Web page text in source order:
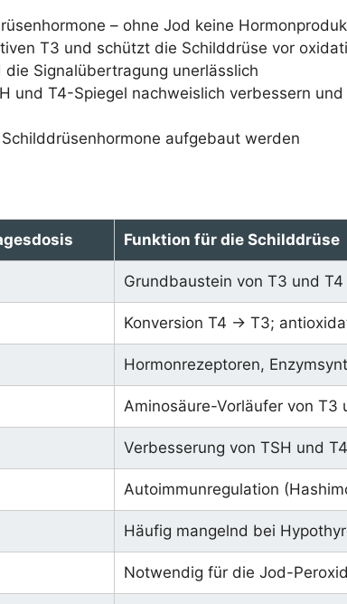
– ohne Jod keine
T3 und schützt die Schilddrüse vor
Signalübertragung unerlässlich
und T4-Spiegel nachweislich verbessern
aufgebaut werden
Funktion für die Schilddrüse
Grundbaustein von T3 und T4
Konversion T4 → T3;
Hormonrezeptoren,
Aminosäure-Vorläufer von T3
Verbesserung von TSH und
Autoimmunregulation
Häufig mangelnd bei
Notwendig für die Jod-